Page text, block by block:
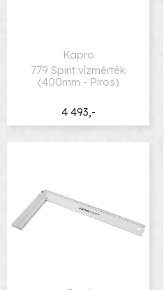
4 493,-
Kapro
779 Spirit vízmérték
(400mm - Piros)